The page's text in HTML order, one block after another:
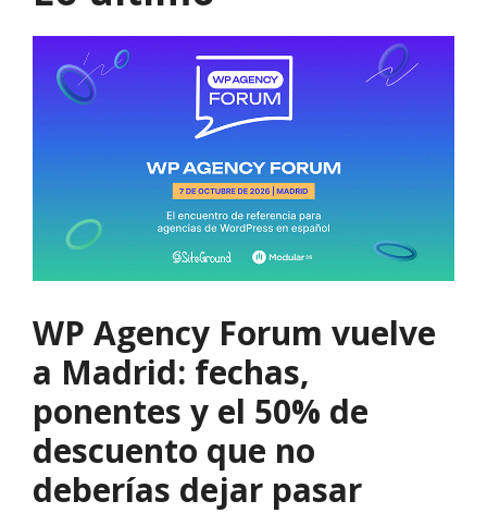
WP Agency Forum vuelve
a Madrid: fechas,
ponentes y el 50% de
descuento que no
deberías dejar pasar